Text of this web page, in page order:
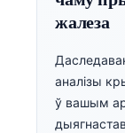
жалеза
аналізы
ў вашым